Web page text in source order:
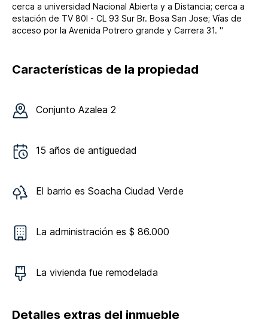
cerca a universidad Nacional Abierta y a Distancia; cerca a
estación de TV 80I - CL 93 Sur Br. Bosa San Jose; Vías de
acceso por la Avenida Potrero grande y Carrera 31. "
Características de la propiedad
Conjunto Azalea 2
15 años de antiguedad
El barrio es Soacha Ciudad Verde
La administración es $ 86.000
La vivienda fue remodelada
Detalles extras del inmueble